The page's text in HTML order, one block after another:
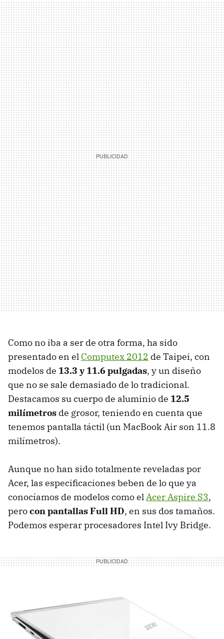
Como no iba a ser de otra forma, ha sido
presentado en el Computex 2012 de Taipei, con
modelos de 13.3 y 11.6 pulgadas, y un diseño
que no se sale demasiado de lo tradicional.
Destacamos su cuerpo de aluminio de 12.5
milímetros de grosor, teniendo en cuenta que
tenemos pantalla táctil (un MacBook Air son 11.8
milímetros).
Aunque no han sido totalmente reveladas por
Acer, las especificaciones beben de lo que ya
conocíamos de modelos como elAcer Aspire S3,
perocon pantallas Full HD, en sus dos tamaños.
Podemos esperar procesadores Intel Ivy Bridge.